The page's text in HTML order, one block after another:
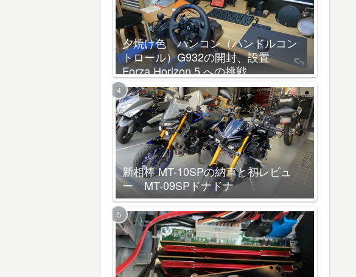
夕焼け色 ハンコン（ハンドルコン
トロール）G932の開封、設置
Forza Horizon 5 への挑戦
新相棒 MT-10SPの納車と初レビュ
ー MT-09SPドナドナ